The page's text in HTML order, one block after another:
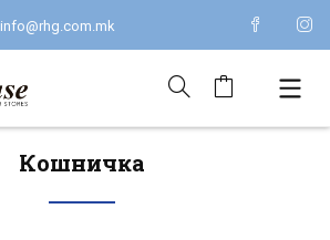
info@rhg.com.mk
Кошничка